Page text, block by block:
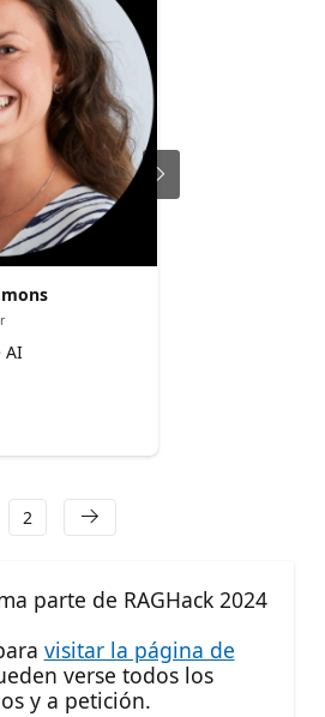
AI
2
parte de RAGHack 2024
visitar la página de
verse todos los
y a petición.